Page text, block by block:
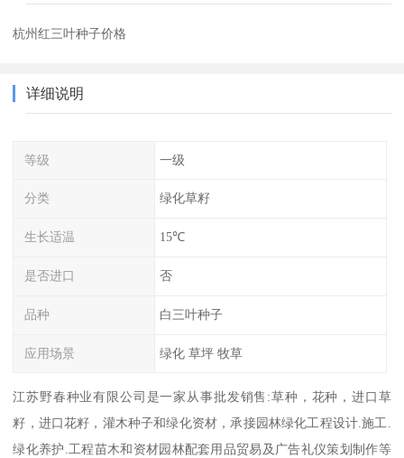
杭州红三叶种子价格
详细说明
等级 一级
分类 绿化草籽
生长适温 15℃
是否进口 否
品种 白三叶种子
应用场景 绿化 草坪 牧草
江苏野春种业有限公司是一家从事批发销售:草种，花种，进口草
籽，进口花籽，灌木种子和绿化资材，承接园林绿化工程设计.施工.
绿化养护.工程苗木和资材园林配套用品贸易及广告礼仪策划制作等